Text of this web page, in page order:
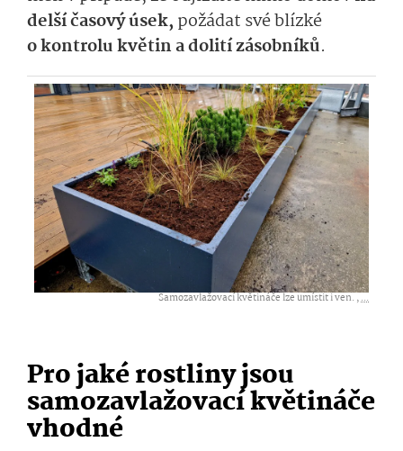
delší časový úsek,požádat své blízké
o kontrolu květin a dolití zásobníků.
Samozavlažovací květináče lze umístit i ven. ,...
Pro jaké rostliny jsou
samozavlažovací květináče
vhodné